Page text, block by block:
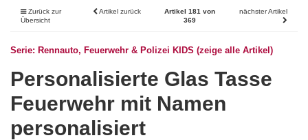
Zurück zur
Übersicht
Artikel zurück
Artikel 181 von
369
nächster Artikel
Serie: Rennauto, Feuerwehr & Polizei KIDS (zeige alle Artikel)
Personalisierte Glas Tasse
Feuerwehr mit Namen
personalisiert